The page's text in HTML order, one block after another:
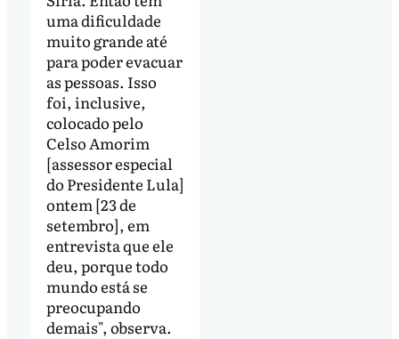
uma dificuldade
muito grande até
para poder evacuar
as pessoas. Isso
foi, inclusive,
colocado pelo
Celso Amorim
[assessor especial
do Presidente Lula]
ontem [23 de
setembro], em
entrevista que ele
deu, porque todo
mundo está se
preocupando
demais", observa.